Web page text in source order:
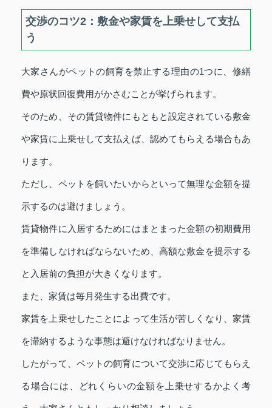
交渉のコツ2：敷金や家賃を上乗せして支払
う
大家さんがペットの飼育を禁止する理由の1つに、修繕
費や原状回復費用がかさむことが挙げられます。
そのため、その賃貸物件にもともと設定されている敷金
や家賃に上乗せして支払えば、認めてもらえる場合もあ
ります。
ただし、ペットを飼いたいからといって無理な金額を提
示するのは避けましょう。
賃貸物件に入居するためにはまとまった金額の初期費用
を準備しなければならないため、高額な敷金を提示する
と入居前の負担が大きくなります。
また、家賃は毎月発生する出費です。
家賃を上乗せしたことによって生活が苦しくなり、家賃
を滞納するような事態は避けなければなりません。
したがって、ペットの飼育について交渉に応じてもらえ
る場合には、どれくらいの金額を上乗せするかよく考